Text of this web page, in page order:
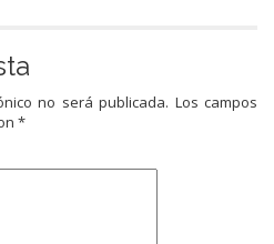
no será publicada. Los campos
*